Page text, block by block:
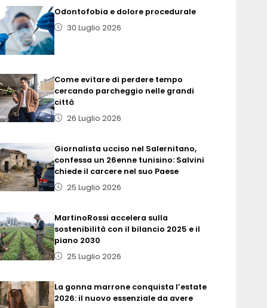
Odontofobia e dolore procedurale
30 Luglio 2026
Come evitare di perdere tempo
cercando parcheggio nelle grandi
città
26 Luglio 2026
Giornalista ucciso nel Salernitano,
confessa un 26enne tunisino: Salvini
chiede il carcere nel suo Paese
25 Luglio 2026
MartinoRossi accelera sulla
sostenibilità con il bilancio 2025 e il
piano 2030
25 Luglio 2026
La gonna marrone conquista l’estate
2026: il nuovo essenziale da avere